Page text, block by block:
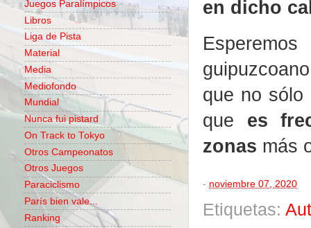
en dicho
que no sólo
que es
zonas más
- noviembre 07, 2020
Etiquetas:
Juegos Paralímpicos
Libros
Liga de Pista
Material
Media
Mediofondo
Mundial
Nunca fui pistard
On Track to Tokyo
Otros Campeonatos
Otros Juegos
Paraciclismo
París bien vale...
Ranking